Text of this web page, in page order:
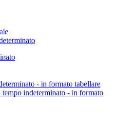
- in formato tabellare
tempo indeterminato - in formato